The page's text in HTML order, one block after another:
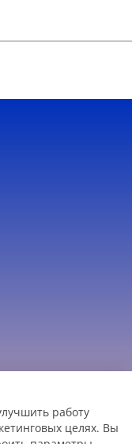
работу
целях. Вы